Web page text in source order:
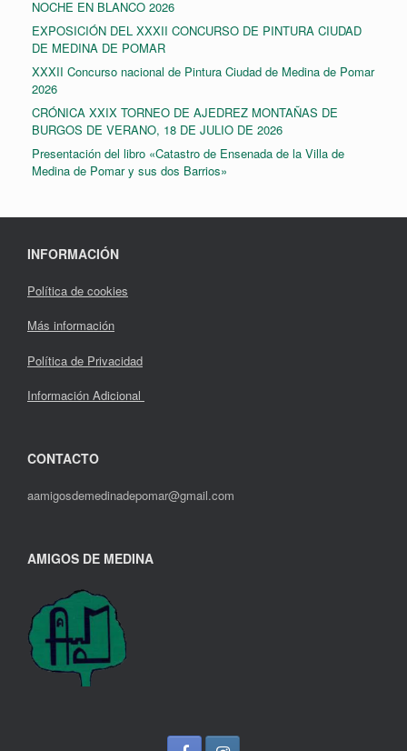
NOCHE EN BLANCO 2026
EXPOSICIÓN DEL XXXII CONCURSO DE PINTURA CIUDAD
DE MEDINA DE POMAR
XXXII Concurso nacional de Pintura Ciudad de Medina de Pomar
2026
CRÓNICA XXIX TORNEO DE AJEDREZ MONTAÑAS DE
BURGOS DE VERANO, 18 DE JULIO DE 2026
Presentación del libro «Catastro de Ensenada de la Villa de
Medina de Pomar y sus dos Barrios»
INFORMACIÓN
Política de cookies
Más información
Política de Privacidad
Información Adicional
CONTACTO
aamigosdemedinadepomar@gmail.com
AMIGOS DE MEDINA